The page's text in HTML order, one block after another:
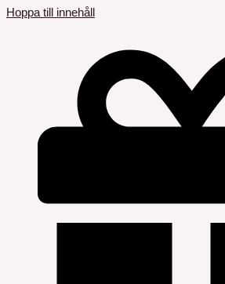
Hoppa till innehåll